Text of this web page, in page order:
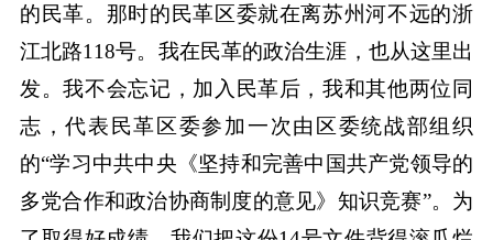
的民革。那时的民革区委就在离苏州河不远的浙
江北路118号。我在民革的政治生涯，也从这里出
发。我不会忘记，加入民革后，我和其他两位同
志，代表民革区委参加一次由区委统战部组织
的“学习中共中央《坚持和完善中国共产党领导的
多党合作和政治协商制度的意见》知识竞赛”。为